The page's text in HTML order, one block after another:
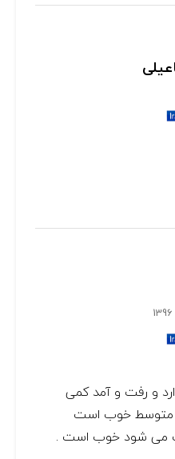
و رفت و آمد کمی
خوب است
می شود خوب است .